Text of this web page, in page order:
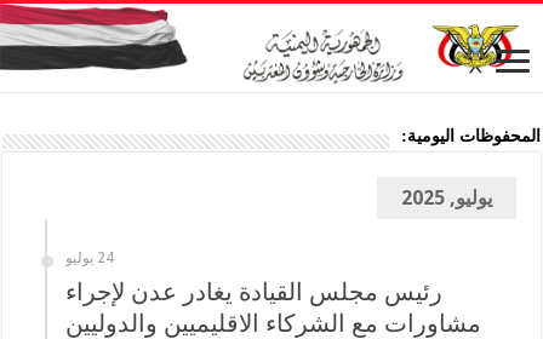
المحفوظات اليومية:
يوليو, 2025
24 يوليو
رئيس مجلس القيادة يغادر عدن لإجراء
مشاورات مع الشركاء الاقليميين والدوليين